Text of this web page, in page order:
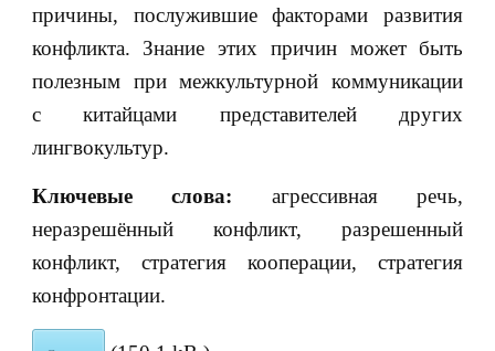
причины, послужившие факторами развития
конфликта. Знание этих причин может быть
полезным при межкультурной коммуникации
с китайцами представителей других
лингвокультур.
Ключевые слова: агрессивная речь,
неразрешённый конфликт, разрешенный
конфликт, стратегия кооперации, стратегия
конфронтации.